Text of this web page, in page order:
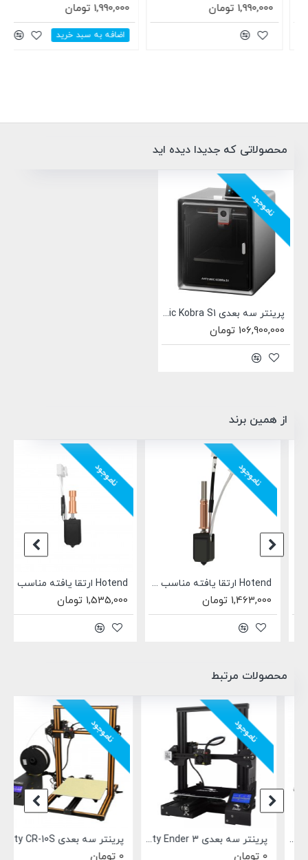
1,990,000 تومان 1,990,000 تومان
اضافه به سبد خرید
محصولاتی که جدیدا دیده اید
ناموجود
پرینتر سه بعدی Anycubic Kobra S1
106,900,000 تومان
از همین برند
ناموجود
Hotend ارتقا یافته مناسب خانواده Anycubic kobra 3
1,463,000 تومان
ناموجود
Hotend ارتقا یافته مناسب خانواده Anycubic kobra S1
1,535,000 تومان
محصولات مرتبط
ناموجود
پرینتر سه بعدی Creality Ender 3
ناموجود
پرینتر سه بعدی Creality CR-10S